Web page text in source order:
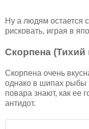
Ну а людям остается
рисковать, играя в
Скорпена (Тихий
Скорпена очень
однако в шипах рыбы
повара знают, как ее
антидот.